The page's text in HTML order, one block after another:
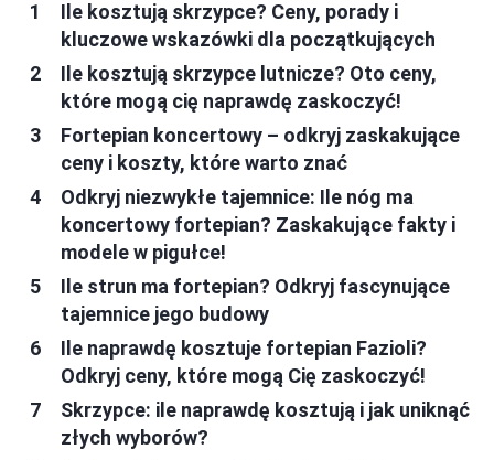
Ile kosztują skrzypce? Ceny, porady i
kluczowe wskazówki dla początkujących
Ile kosztują skrzypce lutnicze? Oto ceny,
które mogą cię naprawdę zaskoczyć!
Fortepian koncertowy – odkryj zaskakujące
ceny i koszty, które warto znać
Odkryj niezwykłe tajemnice: Ile nóg ma
koncertowy fortepian? Zaskakujące fakty i
modele w pigułce!
Ile strun ma fortepian? Odkryj fascynujące
tajemnice jego budowy
Ile naprawdę kosztuje fortepian Fazioli?
Odkryj ceny, które mogą Cię zaskoczyć!
Skrzypce: ile naprawdę kosztują i jak uniknąć
złych wyborów?